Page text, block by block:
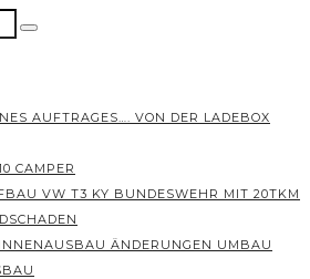
AUFTRAGES…. VON DER LADEBOX
CAMPER
VW T3 KY BUNDESWEHR MIT 20TKM
ÄNDERUNGEN UMBAU